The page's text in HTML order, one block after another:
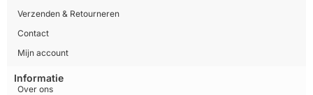
Verzenden & Retourneren
Contact
Mijn account
Informatie
Over ons